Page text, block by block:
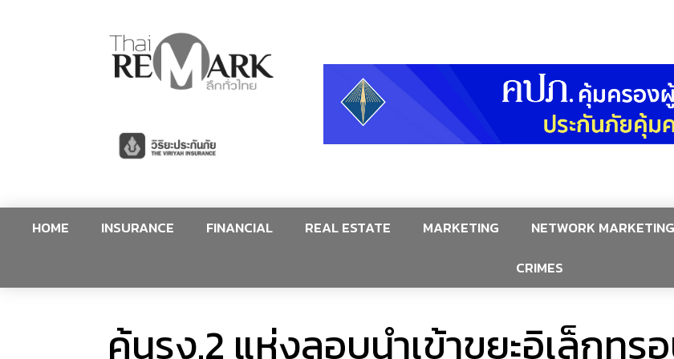
HOME INSURANCE FINANCIAL REAL ESTATE MARKETING NETWORK MARKETING
CRIMES
ค้นรง.2 แห่งลอบนำเข้าขยะอิเล็กท